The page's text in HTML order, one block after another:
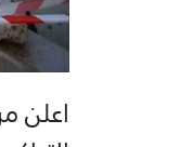
اعلن